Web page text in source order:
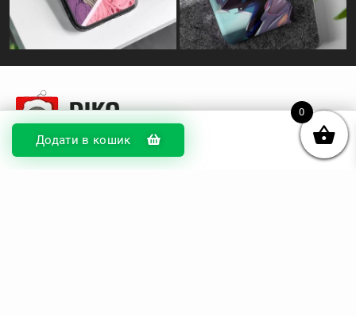
Додати в кошик
0